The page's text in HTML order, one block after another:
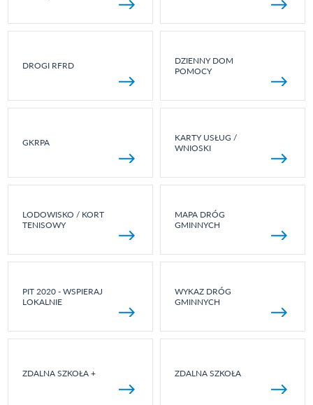
DROGI RFRD
DZIENNY DOM
POMOCY
GKRPA
KARTY USŁUG /
WNIOSKI
LODOWISKO / KORT
TENISOWY
MAPA DRÓG
GMINNYCH
PIT 2020 - WSPIERAJ
LOKALNIE
WYKAZ DRÓG
GMINNYCH
ZDALNA SZKOŁA + ZDALNA SZKOŁA